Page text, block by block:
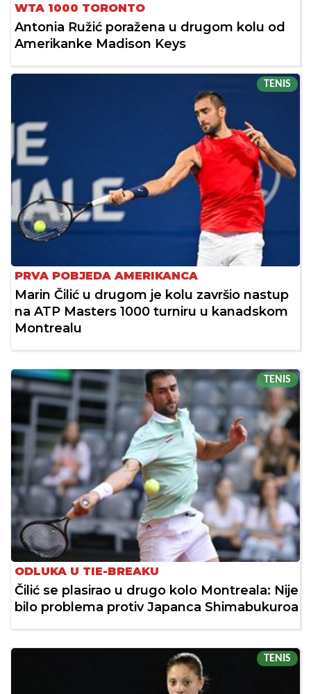
WTA 1000 TORONTO
Antonia Ružić poražena u drugom kolu od
Amerikanke Madison Keys
TENIS
PRVA POBJEDA AMERIKANCA
Marin Čilić u drugom je kolu završio nastup
na ATP Masters 1000 turniru u kanadskom
Montrealu
TENIS
ODLUKA U TIE-BREAKU
Čilić se plasirao u drugo kolo Montreala: Nije
bilo problema protiv Japanca Shimabukuroa
TENIS